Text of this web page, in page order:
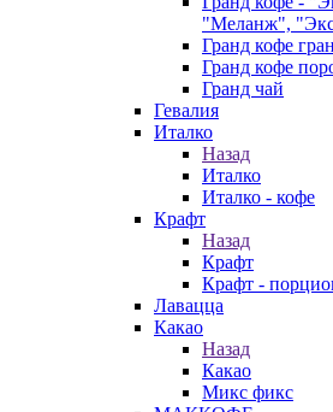
"Меланж",
Гранд кофе
Гранд кофе
Гранд чай
Гевалия
Италко
Назад
Италко
Италко - кофе
Крафт
Назад
Крафт
Крафт -
Лавацца
Какао
Назад
Какао
Микс фикс